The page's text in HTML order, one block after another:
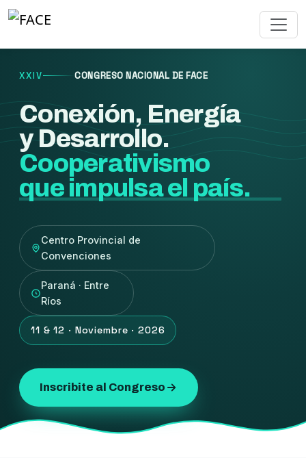
XXIV CONGRESO NACIONAL DE FACE
Conexión, Energía
y Desarrollo.
Cooperativismo
que impulsa el país.
Centro Provincial de
Convenciones
Paraná · Entre
Ríos
11 & 12 · Noviembre · 2026
Inscribite al Congreso